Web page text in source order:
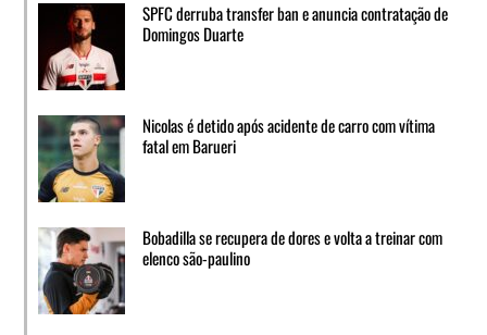
SPFC derruba transfer ban e anuncia contratação de
Domingos Duarte
Nicolas é detido após acidente de carro com vítima
fatal em Barueri
Bobadilla se recupera de dores e volta a treinar com
elenco são-paulino